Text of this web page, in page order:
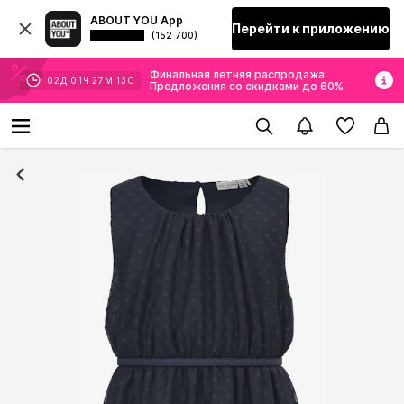
ABOUT YOU App
(152 700) Перейти к приложению
02 Д 01 Ч 27 М 13 С
Финальная летняя распродажа:
Предложения со скидками до 60%